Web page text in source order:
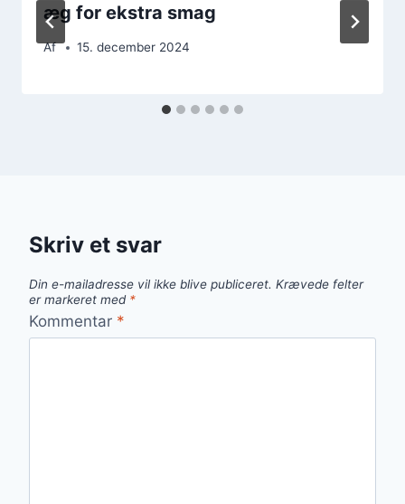
æg for ekstra smag
Af 15. december 2024
Skriv et svar
Din e-mailadresse vil ikke blive publiceret. Krævede felter
er markeret med *
Kommentar *